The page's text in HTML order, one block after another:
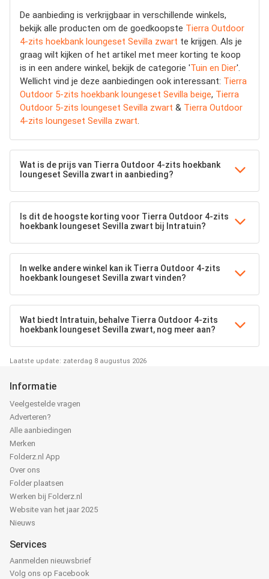
De aanbieding is verkrijgbaar in verschillende winkels,
bekijk alle producten om de goedkoopste Tierra Outdoor
4-zits hoekbank loungeset Sevilla zwart te krijgen. Als je
graag wilt kijken of het artikel met meer korting te koop
is in een andere winkel, bekijk de categorie 'Tuin en Dier'.
Wellicht vind je deze aanbiedingen ook interessant: Tierra
Outdoor 5-zits hoekbank loungeset Sevilla beige, Tierra
Outdoor 5-zits loungeset Sevilla zwart & Tierra Outdoor
4-zits loungeset Sevilla zwart.
Wat is de prijs van Tierra Outdoor 4-zits hoekbank
loungeset Sevilla zwart in aanbieding?
Is dit de hoogste korting voor Tierra Outdoor 4-zits
hoekbank loungeset Sevilla zwart bij Intratuin?
In welke andere winkel kan ik Tierra Outdoor 4-zits
hoekbank loungeset Sevilla zwart vinden?
Wat biedt Intratuin, behalve Tierra Outdoor 4-zits
hoekbank loungeset Sevilla zwart, nog meer aan?
Laatste update: zaterdag 8 augustus 2026
Informatie
Veelgestelde vragen
Adverteren?
Alle aanbiedingen
Merken
Folderz.nl App
Over ons
Folder plaatsen
Werken bij Folderz.nl
Website van het jaar 2025
Nieuws
Services
Aanmelden nieuwsbrief
Volg ons op Facebook